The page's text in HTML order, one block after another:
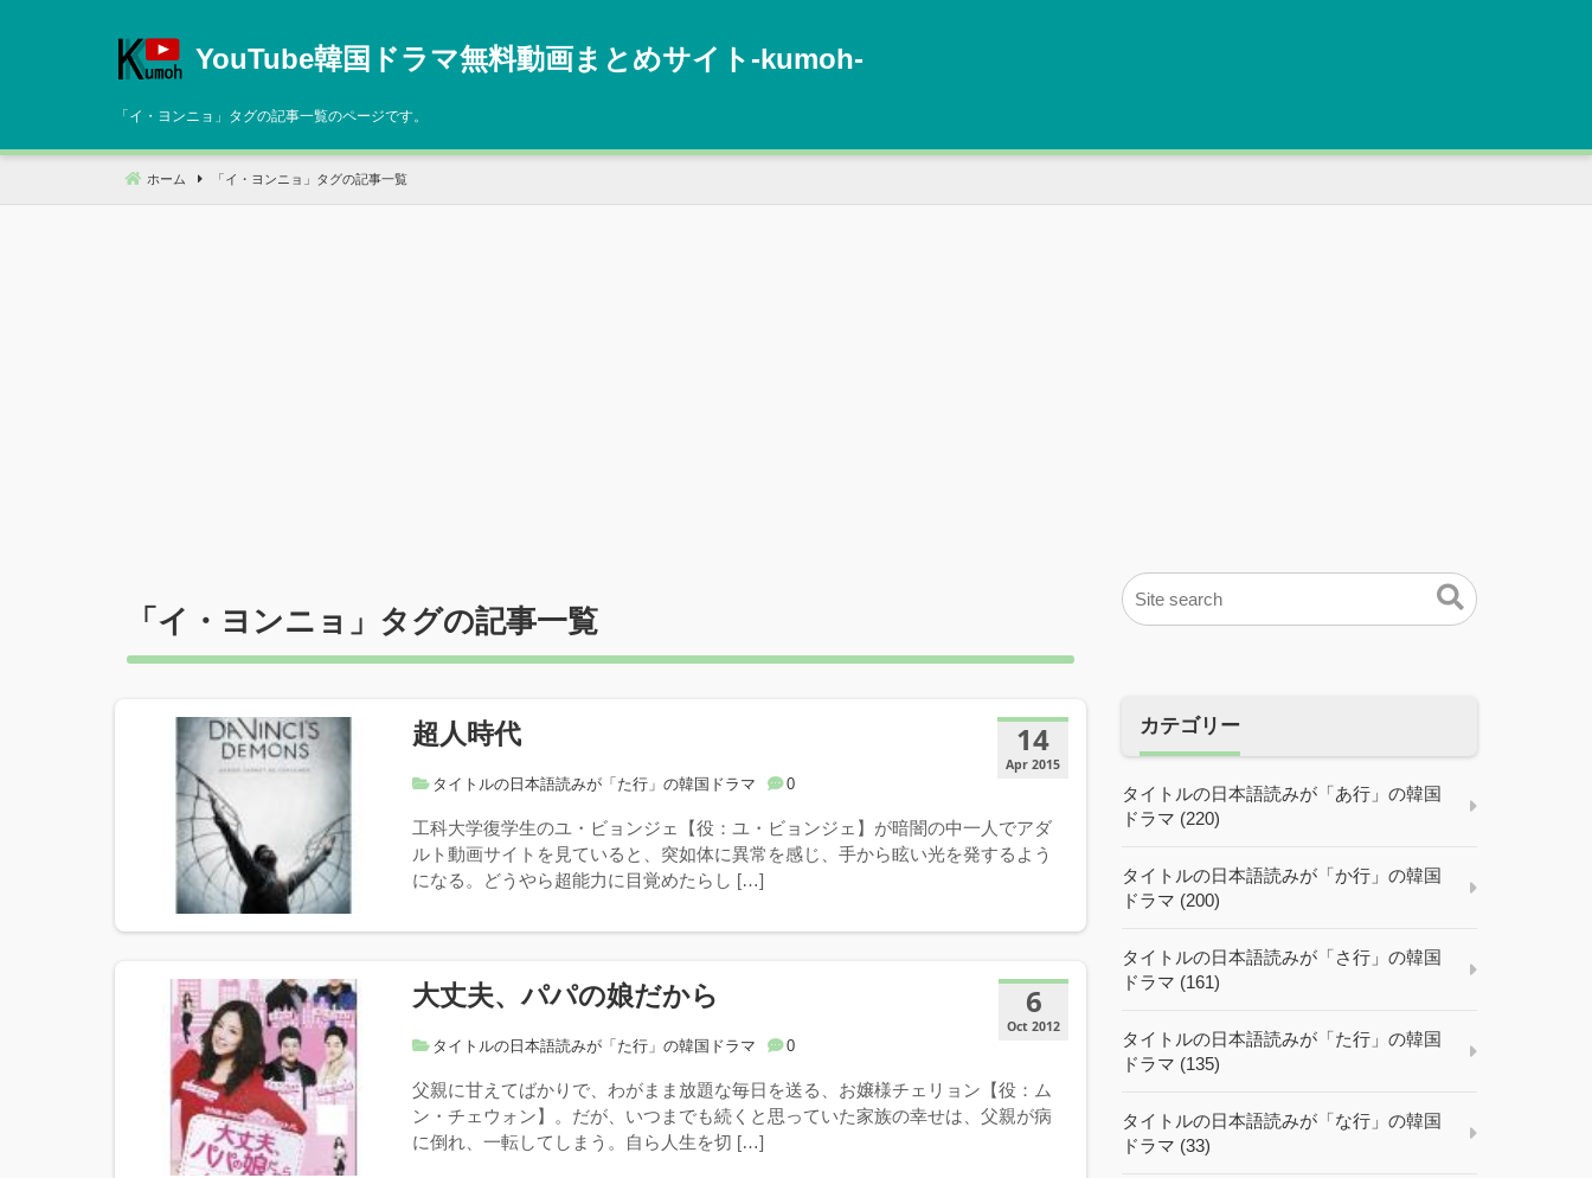
へ
動
YouTube韓国ドラマ無料動画まとめサイト‐kumoh‐
「 イ・ヨンニョ 」タグの記事一覧のページです。
ホーム 「 イ・ヨンニョ 」タグの記事一覧
「 イ・ヨンニョ 」タグの記事一覧
14
Apr 2015
超人時代
タイトルの日本語読みが「た行」の韓国ドラマ 0
工科大学復学生のユ・ビョンジェ【役：ユ・ビョンジェ】が暗闇の中一人でアダ
ルト動画サイトを見ていると、突如体に異常を感じ、手から眩い光を発するよう
になる。どうやら超能力に目覚めたらし […]
6
Oct 2012
大丈夫、パパの娘だから
タイトルの日本語読みが「た行」の韓国ドラマ 0
父親に甘えてばかりで、わがまま放題な毎日を送る、お嬢様チェリョン【役：ム
ン・チェウォン】。だが、いつまでも続くと思っていた家族の幸せは、父親が病
に倒れ、一転してしまう。自ら人生を切 […]
カテゴリー
タイトルの日本語読みが「あ行」の韓国
ドラマ (220)
タイトルの日本語読みが「か行」の韓国
ドラマ (200)
タイトルの日本語読みが「さ行」の韓国
ドラマ (161)
タイトルの日本語読みが「た行」の韓国
ドラマ (135)
タイトルの日本語読みが「な行」の韓国
ドラマ (33)